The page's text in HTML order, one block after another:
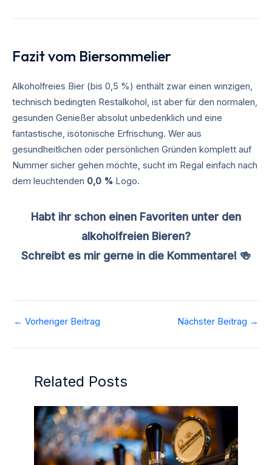
Fazit vom Biersommelier
Alkoholfreies Bier (bis 0,5 %) enthält zwar einen winzigen,
technisch bedingten Restalkohol, ist aber für den normalen,
gesunden Genießer absolut unbedenklich und eine
fantastische, isotonische Erfrischung. Wer aus
gesundheitlichen oder persönlichen Gründen komplett auf
Nummer sicher gehen möchte, sucht im Regal einfach nach
dem leuchtenden 0,0 % Logo.
Habt ihr schon einen Favoriten unter den
alkoholfreien Bieren?
Schreibt es mir gerne in die Kommentare! 🍻
← Vorheriger Beitrag Nächster Beitrag →
Related Posts